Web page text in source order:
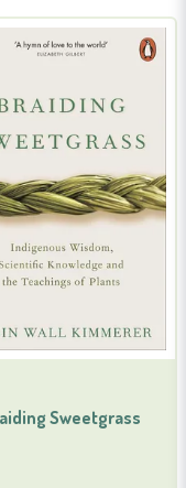
Sweetgrass